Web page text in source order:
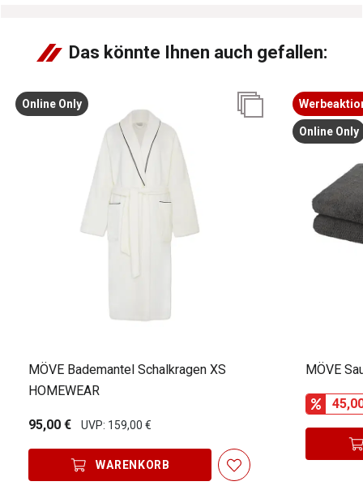
Das könnte Ihnen auch gefallen:
Online Only
MÖVE Bademantel Schalkragen XS
HOMEWEAR
95,00 € UVP: 159,00 €
WARENKORB
Online Only
MÖVE